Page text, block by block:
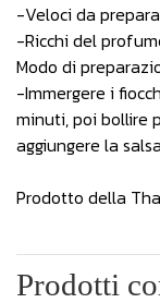
-Veloci da
-Ricchi del
Modo di
-Immergere i
minuti, poi bollire
aggiungere la
Prodotto della
Prodotti